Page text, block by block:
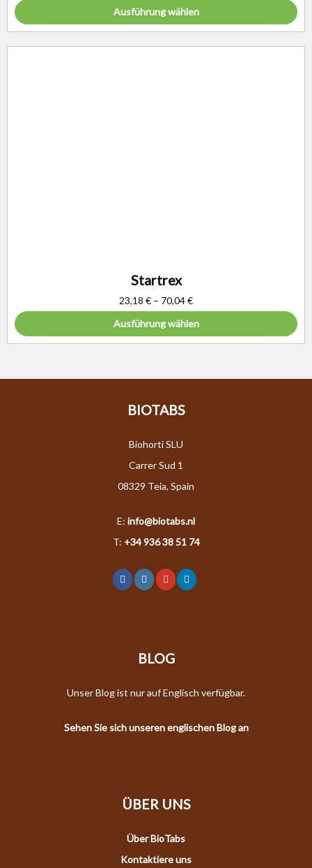
Ausführung wählen
Startrex
23,18 € – 70,04€
Ausführung wählen
BIOTABS
Biohorti SLU
Carrer Sud 1
08329 Teia, Spain
E: info@biotabs.nl
T: +34 936 38 51 74
BLOG
Unser Blog ist nur auf Englisch verfügbar.
Sehen Sie sich unseren englischen Blog an
ÜBER UNS
Über BioTabs
Kontaktiere uns